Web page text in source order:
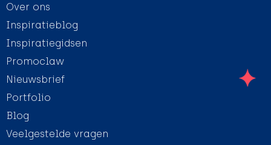
Over ons
Inspiratieblog
Inspiratiegidsen
Promoclaw
Nieuwsbrief
Portfolio
Blog
Veelgestelde vragen